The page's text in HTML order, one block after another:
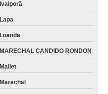
Ivaiporã
Lapa
Loanda
MARECHAL CANDIDO RONDON
Mallet
Marechal